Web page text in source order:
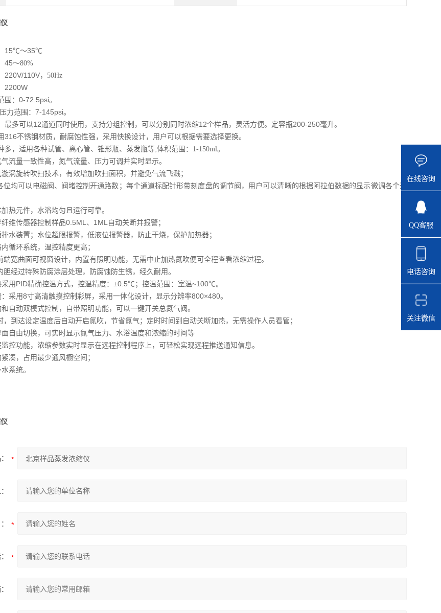
15℃～35℃
45～80%
220V/110V， 50Hz
2200W
围： 0-72.5psi。
力范围： 7-145psi。
最多可以12通道同时使用，支持分组控制，可以分别同时浓缩12个样品，灵活方便。 定容瓶200-250毫升。
316不锈钢材质，耐腐蚀性强，采用快换设计，用户可以根据需要选择更换。
多，适用各种试管、离心管、锥形瓶、蒸发瓶等, 体积范围： 1-150ml。
流量一致性高，氮气流量、压力可调并实时显示。
涡旋转吹扫技术，有效增加吹扫面积，并避免气流飞溅；
位均可以电磁阀、阀堵控制开通路数； 每个通道标配针形带刻度盘的调节阀， 用户可以清晰的根据阿拉伯数据的显示微调各个通
加热元件，水浴均匀且运行可靠。
维传感器控制样品0.5ML 、 1ML 自动关断并报警；
水装置；水位超限报警，低液位报警器，防止干烧，保护加热器；
循环系统，温控精度更高；
端宽曲面 可视窗设计，内置有照明功能， 无需中止加热氮吹便 可全程查看浓缩过程。
胆经过特殊防腐涂层处理，防腐蚀防生锈，经久耐用。
用PID精确控温方式，控温精度： ±0. 5℃；控温范围：室温~100℃。
采用8寸高清触摸控制彩屏，采用一体化设计，显示分辨率800×480。
自动双模式控制，自带照明功能，可以一键开关总氮气阀。
，到达设定温度后自动开启氮吹，节省氮气；定时时间到自动关断加热，无需操作人员看管；
面自由切换，可实时显示氮气压力、水浴温度和浓缩的时间等
控功能，浓缩参数实时显示在远程控制程序上，可轻松实现远程推送通知信息。
凑，占用最少通风橱空间；
系统。
在线咨询
QQ客服
电话咨询
关注微信